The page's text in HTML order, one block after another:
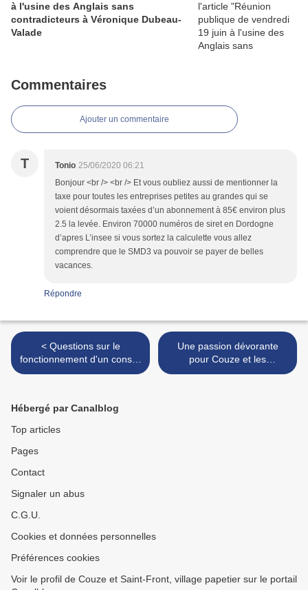
à l'usine des Anglais sans
contradicteurs à Véronique Dubeau-
Valade
Commentaires
Ajouter un commentaire
T Tonio 25/06/2020 06:21
Bonjour <br /> <br /> Et vous oubliez aussi de mentionner la
taxe pour toutes les entreprises petites au grandes qui se
voient désormais taxées d’un abonnement à 85€ environ plus
2.5 la levée. Environ 70000 numéros de siret en Dordogne
d’apres L’insee si vous sortez la calculette vous allez
comprendre que le SMD3 va pouvoir se payer de belles
vacances.
Répondre
< Questions sur le
fonctionnement d'un conseil
municipal ...
Une passion dévorante
pour Couze et les
Couzot(te)s >
Hébergé par Canalblog
Top articles
Pages
Contact
Signaler un abus
C.G.U.
Cookies et données personnelles
Préférences cookies
Voir le profil de Couze et Saint-Front, village papetier sur le portail